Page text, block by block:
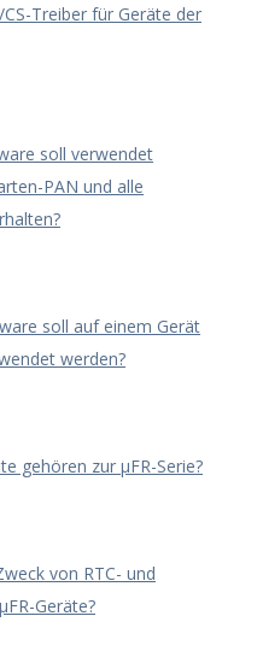
Treiber für Geräte der
soll verwendet
PAN und alle
soll auf einem Gerät
werden?
gehören zur μFR-Serie?
von RTC- und
Geräte?